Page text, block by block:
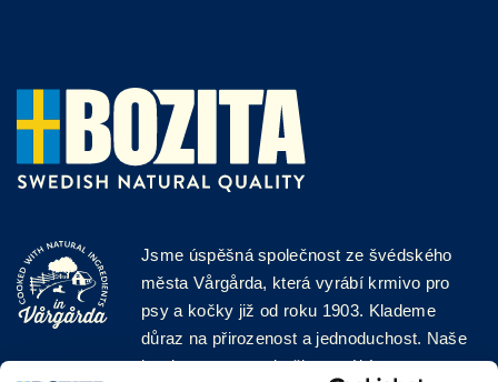
Jsme úspěšná společnost ze švédského
města Vårgårda, která vyrábí krmivo pro
psy a kočky již od roku 1903. Klademe
důraz na přirozenost a jednoduchost. Naše
krmiva pro psy a kočky vyrábíme z vysoce